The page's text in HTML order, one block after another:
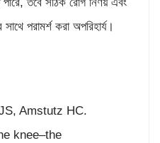
তবে সঠিক রোগ নির্ণয় এবং
পরামর্শ করা অপরিহার্য।
Amstutz HC.
knee–the